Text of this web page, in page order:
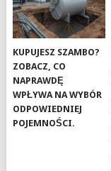
KUPUJESZ SZAMBO?
ZOBACZ, CO
NAPRAWDĘ
WPŁYWA NA WYBÓR
ODPOWIEDNIEJ
POJEMNOŚCI.